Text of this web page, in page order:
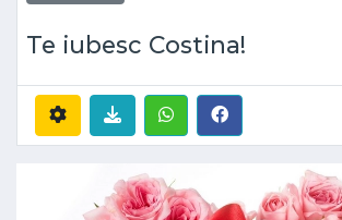
Te iubesc Costina!